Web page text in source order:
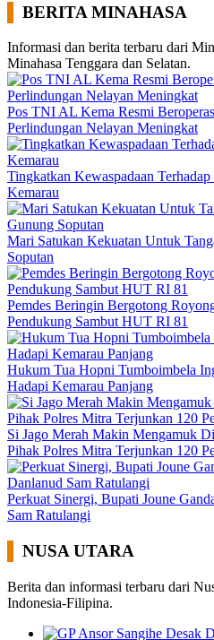
BERITA MINAHASA
Informasi dan berita terbaru dari
Minahasa Tenggara dan Selatan.
Pos TNI AL Kema Resmi
Perlindungan Nelayan Meningkat
Tingkatkan Kewaspadaan
Kemarau
Mari Satukan Kekuatan Untuk
Soputan
Pemdes Beringin Bergotong
Pendukung Sambut HUT RI 81
Hukum Tua Hopni Tumboimbela
Hadapi Kemarau Panjang
Si Jago Merah Makin Mengamuk
Pihak Polres Mitra Terjunkan 120
Perkuat Sinergi, Bupati Joune
Sam Ratulangi
NUSA UTARA
Berita dan informasi terbaru dari
Indonesia-Filipina.